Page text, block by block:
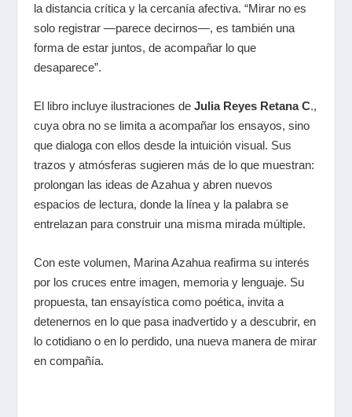
la distancia crítica y la cercanía afectiva. “Mirar no es
solo registrar —parece decirnos—, es también una
forma de estar juntos, de acompañar lo que
desaparece”.
El libro incluye ilustraciones de Julia Reyes Retana C.,
cuya obra no se limita a acompañar los ensayos, sino
que dialoga con ellos desde la intuición visual. Sus
trazos y atmósferas sugieren más de lo que muestran:
prolongan las ideas de Azahua y abren nuevos
espacios de lectura, donde la línea y la palabra se
entrelazan para construir una misma mirada múltiple.
Con este volumen, Marina Azahua reafirma su interés
por los cruces entre imagen, memoria y lenguaje. Su
propuesta, tan ensayística como poética, invita a
detenernos en lo que pasa inadvertido y a descubrir, en
lo cotidiano o en lo perdido, una nueva manera de mirar
en compañía.